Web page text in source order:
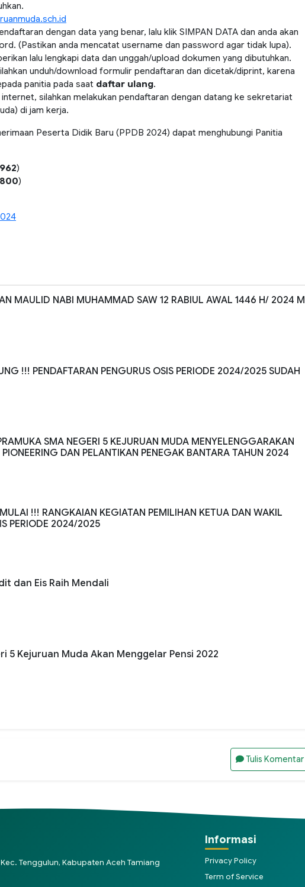
dengan data yang benar, lalu klik SIMPAN DATA dan anda akan
(Pastikan anda mencatat username dan password agar tidak lupa).
lalu lengkapi data dan unggah/upload dokumen yang dibutuhkan.
unduh/download formulir pendaftaran dan dicetak/diprint, karena
panitia pada saat daftar ulang.
internet, silahkan melakukan pendaftaran dengan datang ke sekretariat
di jam kerja.
Peserta Didik Baru (PPDB 2024) dapat menghubungi Panitia
)
)
MAULID NABI MUHAMMAD SAW 12 RABIUL AWAL 1446 H/ 2024 M
!!! PENDAFTARAN PENGURUS OSIS PERIODE 2024/2025 SUDAH
SMA NEGERI 5 KEJURUAN MUDA MENYELENGGARAKAN
DAN PELANTIKAN PENEGAK BANTARA TAHUN 2024
!!! RANGKAIAN KEGIATAN PEMILIHAN KETUA DAN WAKIL
PERIODE 2024/2025
dan Eis Raih Mendali
5 Kejuruan Muda Akan Menggelar Pensi 2022
Tulis Komentar
Tenggulun, Kabupaten Aceh Tamiang
Informasi
Privacy Policy
Term of Service